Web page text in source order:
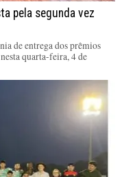
pela segunda vez
de entrega dos prêmios
quarta-feira, 4 de